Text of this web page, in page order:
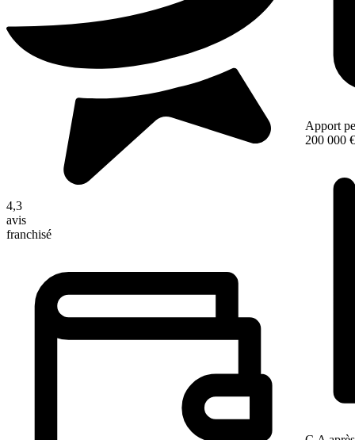
4,3
avis
franchisé
Apport
200 000 €